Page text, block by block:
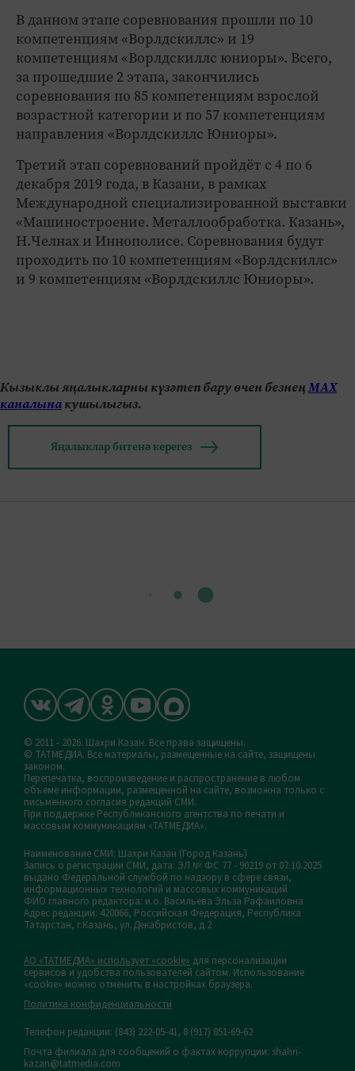
В данном этапе соревнования прошли по 10
компетенциям «Ворлдскиллс» и 19
компетенциям «Ворлдскиллс юниоры». Всего,
за прошедшие 2 этапа, закончились
соревнования по 85 компетенциям взрослой
возрастной категории и по 57 компетенциям
направления «Ворлдскиллс Юниоры».
Третий этап соревнований пройдёт с 4 по 6
декабря 2019 года, в Казани, в рамках
Международной специализированной выставки
«Машиностроение. Металлообработка. Казань»,
Н.Челнах и Иннополисе. Соревнования будут
проходить по 10 компетенциям «Ворлдскиллс»
и 9 компетенциям «Ворлдскиллс Юниоры».
Кызыклы яңалыкларны күзәтеп бару өчен безнеңМАХ
каналынакушылыгыз.
Яңалыклар битенә керегез
© 2011 - 2026. Шахри Казан. Все права защищены.
© ТАТМЕДИА. Все материалы, размещенные на сайте, защищены
законом.
Перепечатка, воспроизведение и распространение в любом
объеме информации, размещенной на сайте, возможна только с
письменного согласия редакций СМИ.
При поддержке Республиканского агентства по печати и
массовым коммуникациям «ТАТМЕДИА».
Наименование СМИ: Шахри Казан (Город Казань)
Запись о регистрации СМИ, дата: ЭЛ № ФС 77 - 90219 от 07.10.2025
выдано Федеральной службой по надзору в сфере связи,
информационных технологий и массовых коммуникаций
ФИО главного редактора: и.о. Васильева Эльза Рафаиловна
Адрес редакции: 420066, Российская Федерация, Республика
Татарстан, г.Казань, ул.Декабристов, д.2
АО «ТАТМЕДИА» использует «cookie» для персонализации
сервисов и удобства пользователей сайтом. Использование
«cookie» можно отменить в настройках браузера.
Политика конфиденциальности
Телефон редакции: (843) 222-05-41, 8 (917) 851-69-62
Почта филиала для сообщений о фактах коррупции: shahri-
kazan@tatmedia.com